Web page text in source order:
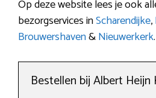
Op deze website lees je ook
bezorgservices inScharendijke,
Brouwershaven&Nieuwerkerk.
Bestellen bij Albert Heijn